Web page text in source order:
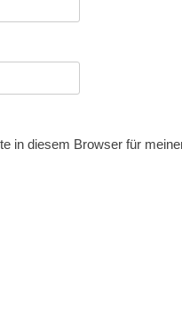
in diesem Browser für